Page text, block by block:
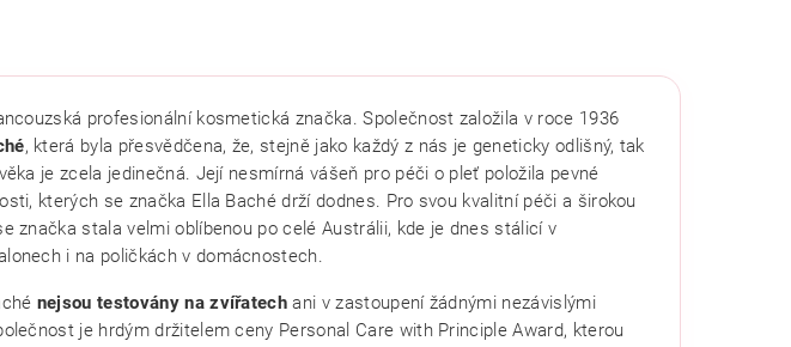
ochrany osobních údajů.
profesionální kosmetická značka. Společnost založila v roce 1936
, která byla přesvědčena, že, stejně jako každý z nás je geneticky odlišný, tak
je zcela jedinečná. Její nesmírná vášeň pro péči o pleť položila pevné
kterých se značka Ella Baché drží dodnes. Pro svou kvalitní péči a širokou
značka stala velmi oblíbenou po celé Austrálii, kde je dnes stálicí v
i na poličkách v domácnostech.
nejsou testovány na zvířatech ani v zastoupení žádnými nezávislými
je hrdým držitelem ceny Personal Care with Principle Award, kterou